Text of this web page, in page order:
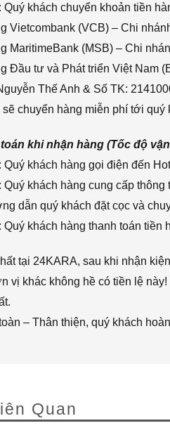
khách chuyển khoản tiền
Vietcombank (VCB) – Chi
MaritimeBank (MSB) – Chi
Đầu tư và Phát triển Việt Nam
Thế Anh & Số TK:
chuyển hàng miễn phí tới
khi nhận hàng (Tốc độ
khách hàng gọi điện đến
khách hàng cung cấp
dẫn quý khách đặt cọc và
khách hàng thanh toán tiền
tại 24KARA, sau khi nhận
vị khác không hề có tiền lệ
– Thân thiện, quý khách
Quan